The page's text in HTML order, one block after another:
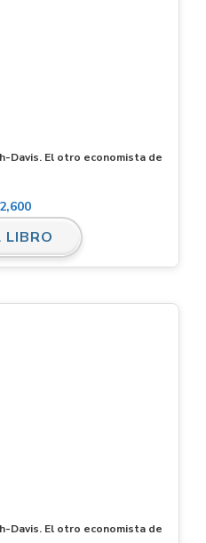
Davis. El otro economista de
LIBRO
Davis. El otro economista de